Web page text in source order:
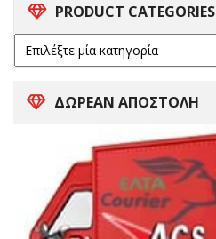
PRODUCT CATEGORIES
ΔΩΡΕΑΝ ΑΠΟΣΤΟΛΗ